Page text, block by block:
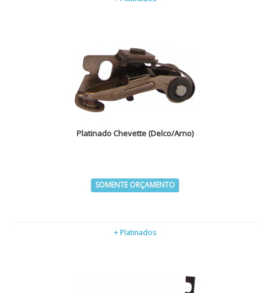
Platinado Chevette (Delco/Arno)
SOMENTE ORÇAMENTO
+ Platinados